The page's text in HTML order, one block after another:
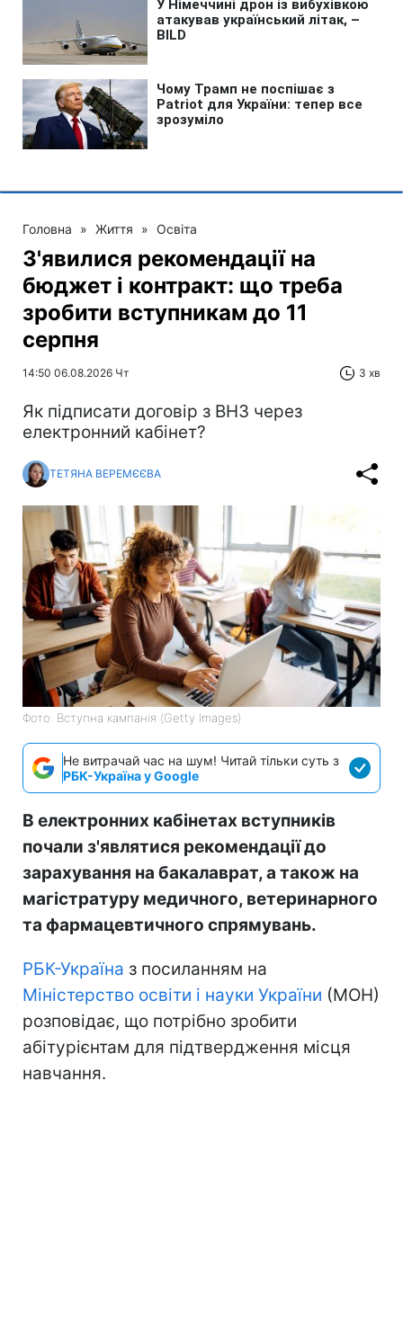
Головна » Життя » Освіта
З'явилися рекомендації на
бюджет і контракт: що треба
зробити вступникам до 11
серпня
14:50 06.08.2026 Чт 3 хв
Як підписати договір з ВНЗ через
електронний кабінет?
ТЕТЯНА ВЕРЕМЄЄВА
Фото: Вступна кампанія (Getty Images)
Не витрачай час на шум! Читай тільки суть з
РБК-Україна у Google
В електронних кабінетах вступників
почали з'являтися рекомендації до
зарахування на бакалаврат, а також на
магістратуру медичного, ветеринарного
та фармацевтичного спрямувань.
РБК-Україна з посиланням на
Міністерство освіти і науки України (МОН)
розповідає, що потрібно зробити
абітурієнтам для підтвердження місця
навчання.